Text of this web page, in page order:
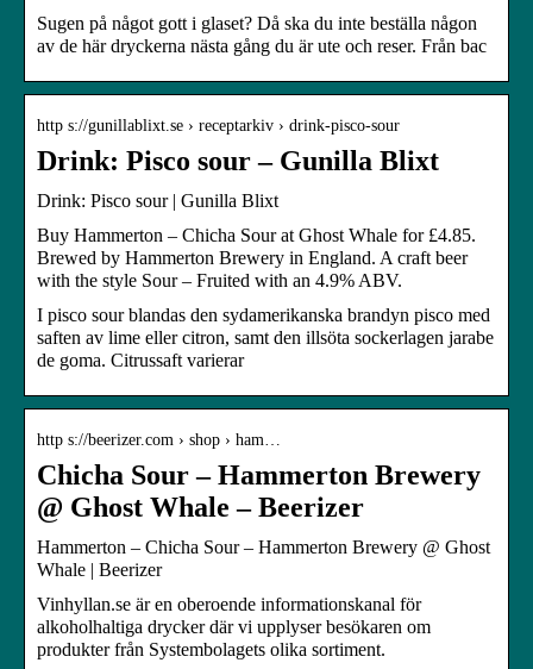
Sugen på något gott i glaset? Då ska du inte beställa någon
av de här dryckerna nästa gång du är ute och reser. Från bac
http s://gunillablixt.se › receptarkiv › drink-pisco-sour
Drink: Pisco sour – Gunilla Blixt
Drink: Pisco sour | Gunilla Blixt
Buy Hammerton – Chicha Sour at Ghost Whale for £4.85.
Brewed by Hammerton Brewery in England. A craft beer
with the style Sour – Fruited with an 4.9% ABV.
I pisco sour blandas den sydamerikanska brandyn pisco med
saften av lime eller citron, samt den illsöta sockerlagen jarabe
de goma. Citrussaft varierar
http s://beerizer.com › shop › ham…
Chicha Sour – Hammerton Brewery
@ Ghost Whale – Beerizer
Hammerton – Chicha Sour – Hammerton Brewery @ Ghost
Whale | Beerizer
Vinhyllan.se är en oberoende informationskanal för
alkoholhaltiga drycker där vi upplyser besökaren om
produkter från Systembolagets olika sortiment.